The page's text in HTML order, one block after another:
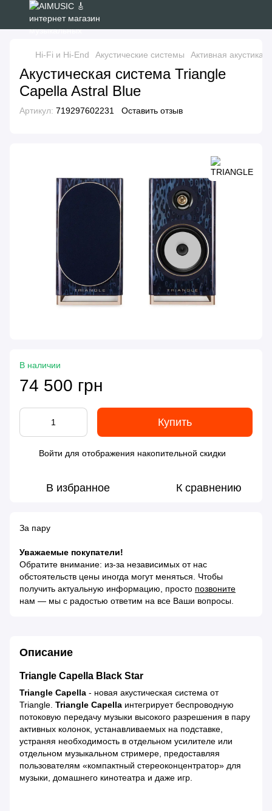
Hi-Fi и Hi-End Акустические системы Активная акустика
Акустическая система Triangle
Capella Astral Blue
Артикул: 719297602231 Оставить отзыв
В наличии
74 500 грн
Купить
Войти для отображения накопительной скидки
В избранное К сравнению
За пару
Уважаемые покупатели!
Обратите внимание: из-за независимых от нас
обстоятельств цены иногда могут меняться. Чтобы
получить актуальную информацию, просто позвоните
нам — мы с радостью ответим на все Ваши вопросы.
Описание
Triangle Capella Black Star
Triangle Capella - новая акустическая система от
Triangle. Triangle Capella интегрирует беспроводную
потоковую передачу музыки высокого разрешения в пару
активных колонок, устанавливаемых на подставке,
устраняя необходимость в отдельном усилителе или
отдельном музыкальном стримере, предоставляя
пользователям «компактный стереоконцентратор» для
музыки, домашнего кинотеатра и даже игр.